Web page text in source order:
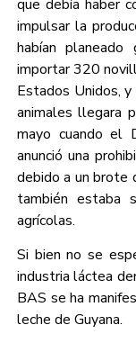
que debía haber
impulsar la
habían
importar 320
Estados Unidos,
animales llegara
mayo cuando el
anunció una
debido a un brote
también estaba
agrícolas.
Si bien no se
industria láctea
BAS se ha
leche de Guyana.